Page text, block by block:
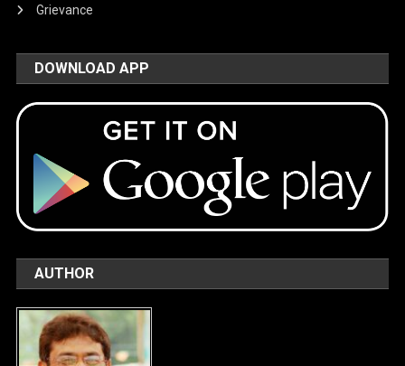
Grievance
DOWNLOAD APP
AUTHOR